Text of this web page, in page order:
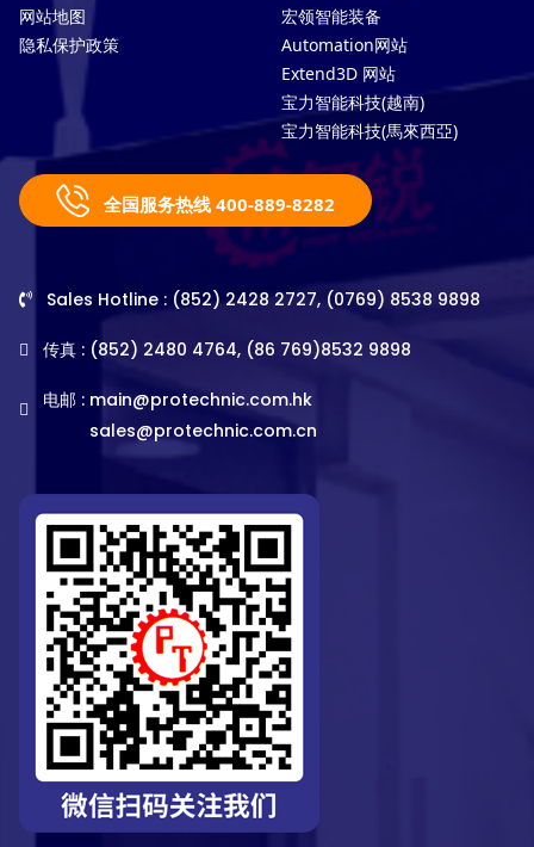
网站地图
隐私保护政策
宏领智能装备
Automation网站
Extend3D 网站
宝力智能科技(越南)
宝力智能科技(馬來西亞)
全国服务热线 400-889-8282
Sales Hotline : (852) 2428 2727, (0769) 8538 9898
传真 : (852) 2480 4764, (86 769)8532 9898
电邮 : main@protechnic.com.hk
sales@protechnic.com.cn